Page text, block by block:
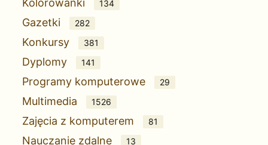
Kolorowanki 134
Gazetki 282
Konkursy 381
Dyplomy 141
Programy komputerowe 29
Multimedia 1526
Zajęcia z komputerem 81
Nauczanie zdalne 13